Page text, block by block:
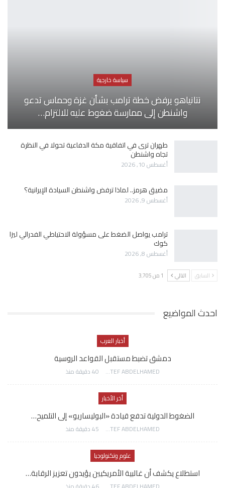
سياسة خارجية
نتانياهو يرفض خطة ترامب بشأن غزة وحماس تدعو
واشنطن إلى ممارسة ضغوط عليه للالتزام…
طهران ترى في اتفاقية مكة الدفاعية تحولا في النظرة
تجاه واشنطن
أغسطس 10, 2026
مضيق هرمز.. لماذا ترفض واشنطن السيادة الإيرانية؟
أغسطس 9, 2026
ترامب يواصل الضغط على مسؤولة الاحتياطي الفدرالي ليزا
كوك
أغسطس 8, 2026
السابق التالي 1 من 3٬705
احدث المواضيع
أخبار العرب
دمشق تضبط مستقبل القواعد الروسية
AWATEF ABDELHAMED 40 دقيقة منذ
أخر الأخبار
الضغوط الدولية تدفع قيادة «البوليساريو» إلى التلميح…
AWATEF ABDELHAMED 45 دقيقة منذ
علوم وتكنولوجيا
استطلاع يكشف أن غالبية الأمريكيين يؤيدون تعزيز الرقابة…